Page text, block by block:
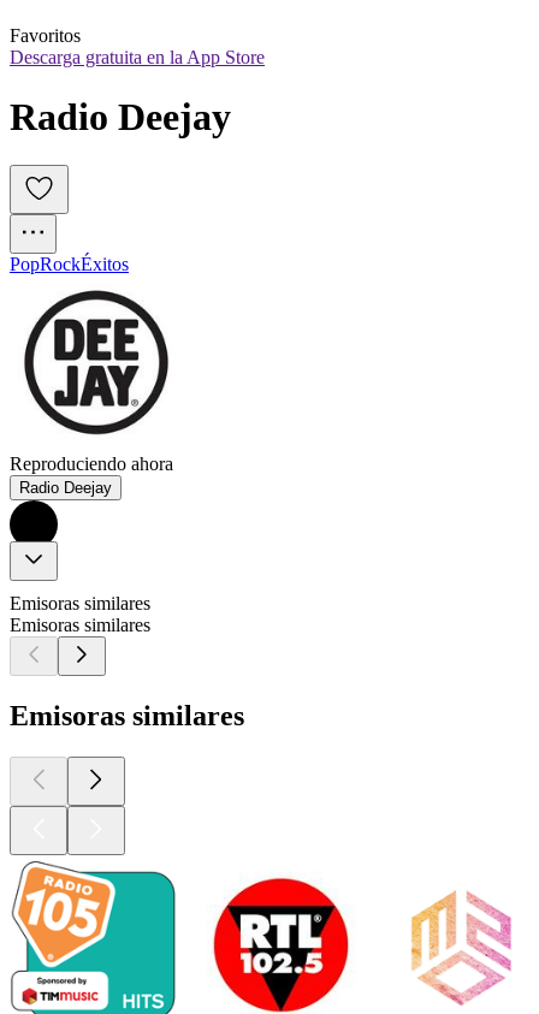
Favoritos
Descarga gratuita en la App Store
Radio Deejay
PopRockÉxitos
Reproduciendo ahora
Radio Deejay
Emisoras similares
Emisoras similares
Emisoras similares